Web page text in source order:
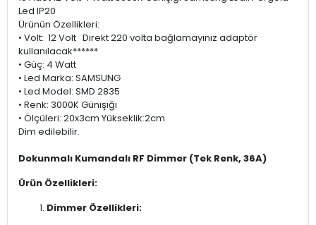
Led IP20
Ürünün Özellikleri:
• Volt: 12 Volt Direkt 220 volta bağlamayınız adaptör
kullanılacak******
• Güç: 4 Watt
• Led Marka: SAMSUNG
• Led Model: SMD 2835
• Renk: 3000K Günışığı
• Ölçüleri: 20x3cm Yükseklik:2cm
Dim edilebilir.
Dokunmalı Kumandalı RF Dimmer (Tek Renk, 36A)
Ürün Özellikleri:
Dimmer Özellikleri: